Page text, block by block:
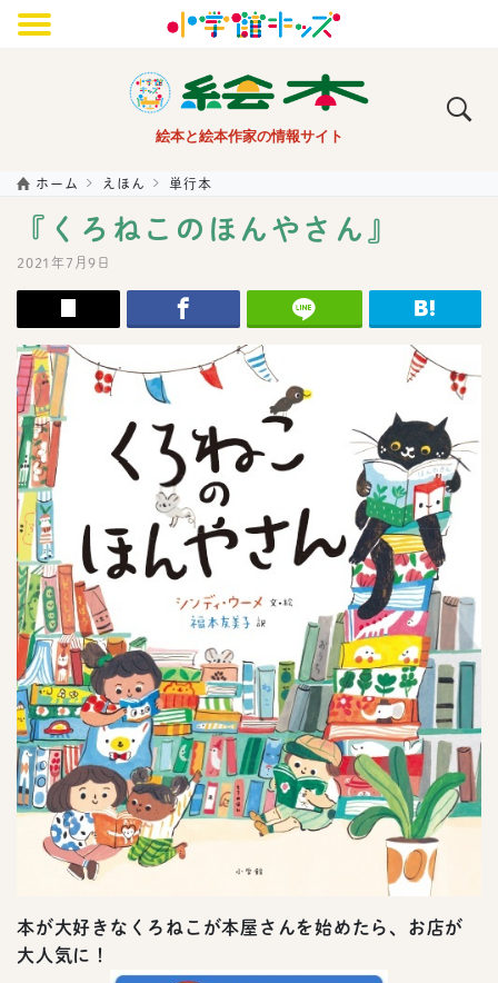
メニュー
絵本と絵本作家の情報サイト
ホーム えほん 単行本
『くろねこのほんやさん』
2021年7月9日
本が大好きなくろねこが本屋さんを始めたら、お店が
大人気に！